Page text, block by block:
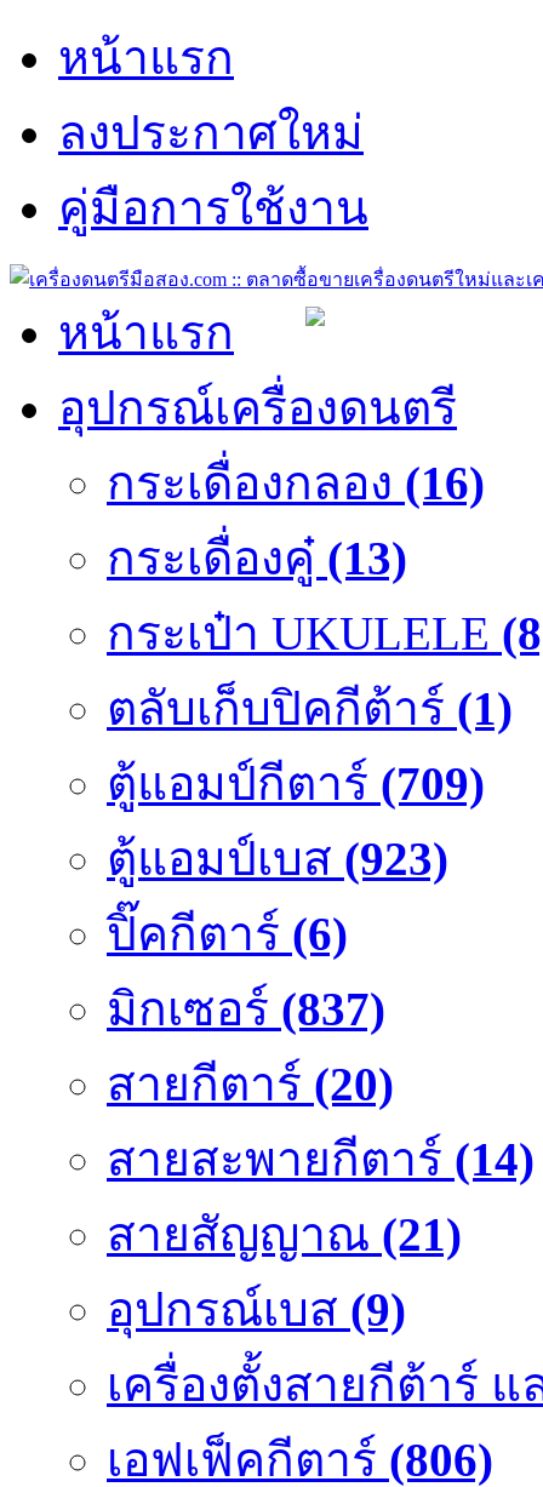
หน้าแรก
ลงประกาศใหม่
คู่มือการใช้งาน
หน้าแรก
อุปกรณ์เครื่องดนตรี
กระเดื่องกลอง (16)
กระเดื่องคู๋ (13)
กระเป๋า UKULELE
ตลับเก็บปิคกีต้าร์ (1)
ตู้แอมป์กีตาร์ (709)
ตู้แอมป์เบส (923)
ปิ๊คกีตาร์ (6)
มิกเซอร์ (837)
สายกีตาร์ (20)
สายสะพายกีตาร์ (14)
สายสัญญาณ (21)
อุปกรณ์เบส (9)
เครื่องตั้งสายกีต้าร์ แ
เอฟเฟ็คกีตาร์ (806)